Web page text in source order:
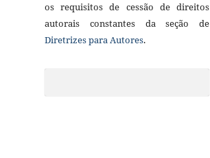
os requisitos de cessão de direitos
autorais constantes da seção de
Diretrizes para Autores.